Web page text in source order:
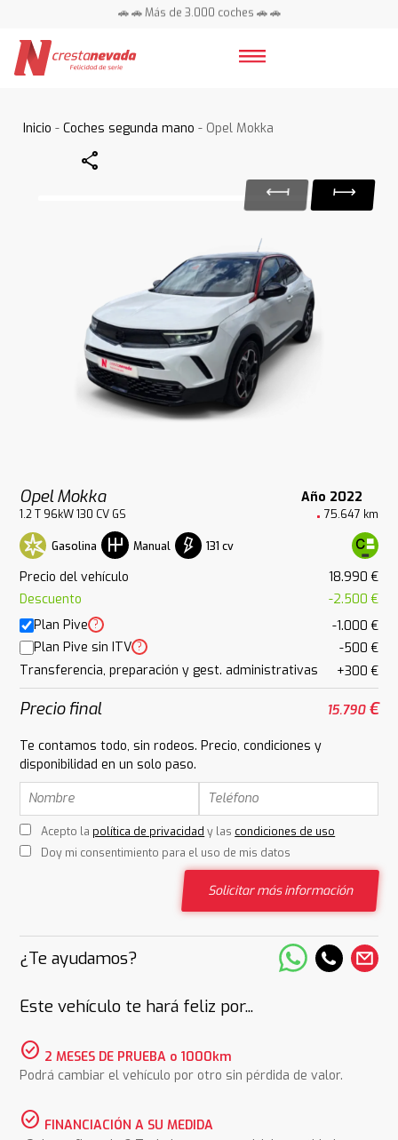
🚗 🚗 Más de 3.000 coches 🚗 🚗
Inicio -Coches segunda mano - Opel Mokka
Share
Opel Mokka Año 2022
1.2 T 96kW 130 CV GS 75.647 km
Gasolina Manual 131 cv
Precio del vehículo
18.990 €
Descuento
-2.500 €
Plan Pive ?
-1.000 €
Plan Pive sin ITV ?
-500 €
Transferencia, preparación y gest. administrativas
+300 €
Precio final 15.790€
Te contamos todo, sin rodeos. Precio, condiciones y
disponibilidad en un solo paso.
Acepto la política de privacidad y las condiciones de uso
Doy mi consentimiento para el uso de mis datos
Solicitar más información
¿Te ayudamos?
Este vehículo te hará feliz por...
check_circle 2 MESES DE PRUEBA o 1000km
Podrá cambiar el vehículo por otro sin pérdida de valor.
check_circle FINANCIACIÓN A SU MEDIDA